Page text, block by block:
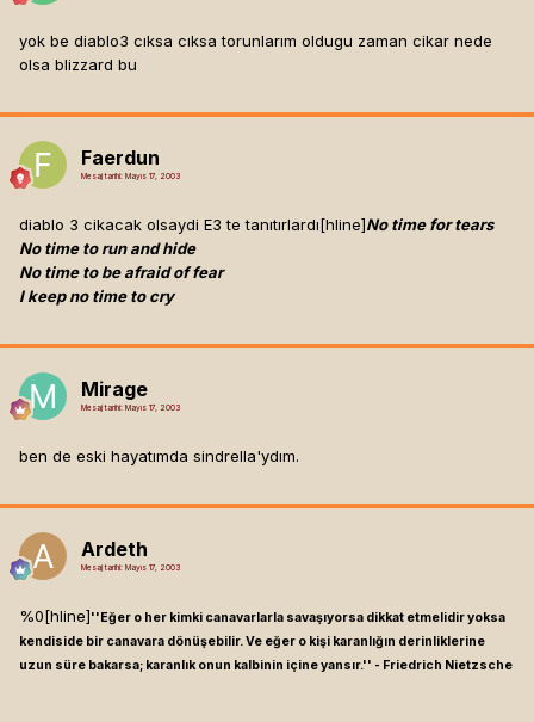
yok be diablo3 cıksa cıksa torunlarım oldugu zaman cikar nede
olsa blizzard bu
Faerdun
Mesaj tarihi: Mayıs 17, 2003
diablo 3 cikacak olsaydi E3 te tanıtırlardı[hline]No time for tears
No time to run and hide
No time to be afraid of fear
I keep no time to cry
Mirage
Mesaj tarihi: Mayıs 17, 2003
ben de eski hayatımda sindrella'ydım.
Ardeth
Mesaj tarihi: Mayıs 17, 2003
%0[hline]''Eğer o her kimki canavarlarla savaşıyorsa dikkat etmelidir yoksa
kendiside bir canavara dönüşebilir. Ve eğer o kişi karanlığın derinliklerine
uzun süre bakarsa; karanlık onun kalbinin içine yansır.'' - Friedrich Nietzsche